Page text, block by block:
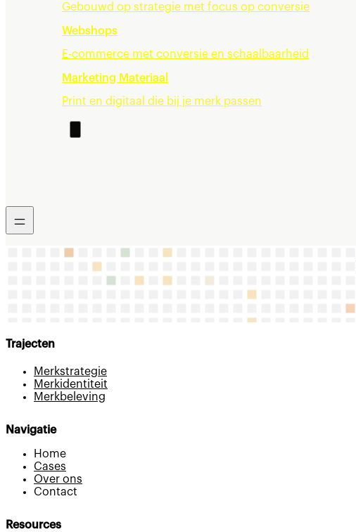
Gebouwd op strategie met focus op conversie
Webshops
E-commerce met conversie en schaalbaarheid
Marketing Materiaal
Print en digitaal die bij je merk passen
Trajecten
Merkstrategie
Merkidentiteit
Merkbeleving
Navigatie
Home
Cases
Over ons
Contact
Resources